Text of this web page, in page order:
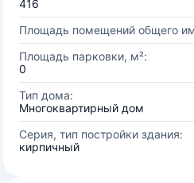
416
Площадь помещений общего
Площадь парковки, м²:
0
Тип дома:
Многоквартирный дом
Серия, тип постройки здания:
кирпичный